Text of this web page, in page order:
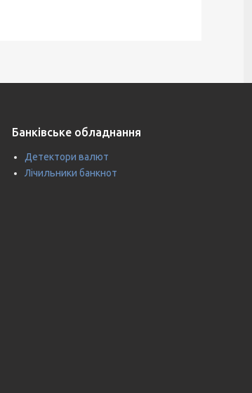
Банківське обладнання
Детектори валют
Лічильники банкнот